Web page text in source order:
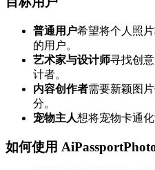
普通用户希望将个人照
的用户。
艺术家与设计师寻找创
计者。
内容创作者需要新颖图
分。
宠物主人想将宠物卡通
如何使用